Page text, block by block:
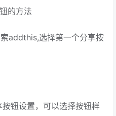
的方法
addthis,选择第一个分享按
钮设置，可以选择按钮样